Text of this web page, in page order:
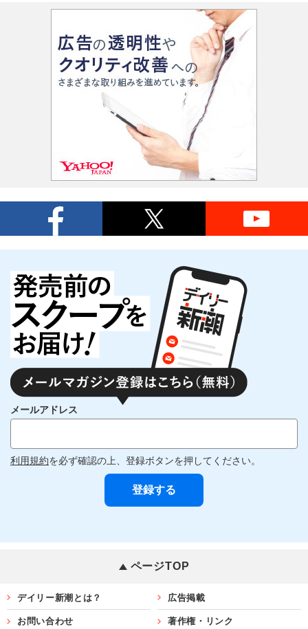
メールアドレス
利用規約を必ず確認の上、登録ボタンを押してください。
ページTOP
デイリー新潮とは？ 広告掲載
お問い合わせ 著作権・リンク